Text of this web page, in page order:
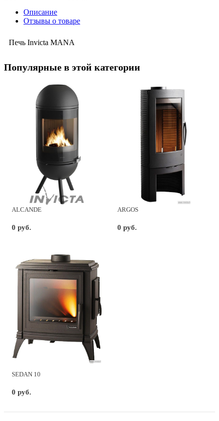
Описание
Отзывы о товаре
Печь Invicta MANA
Популярные в этой категории
ALCANDE
0 руб.
ARGOS
0 руб.
SEDAN 10
0 руб.